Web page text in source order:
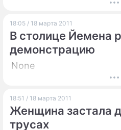
18:05 / 18 марта 2011
В столице Йемена
демонстрацию
None
18:51 / 18 марта 2011
Женщина застала
трусах